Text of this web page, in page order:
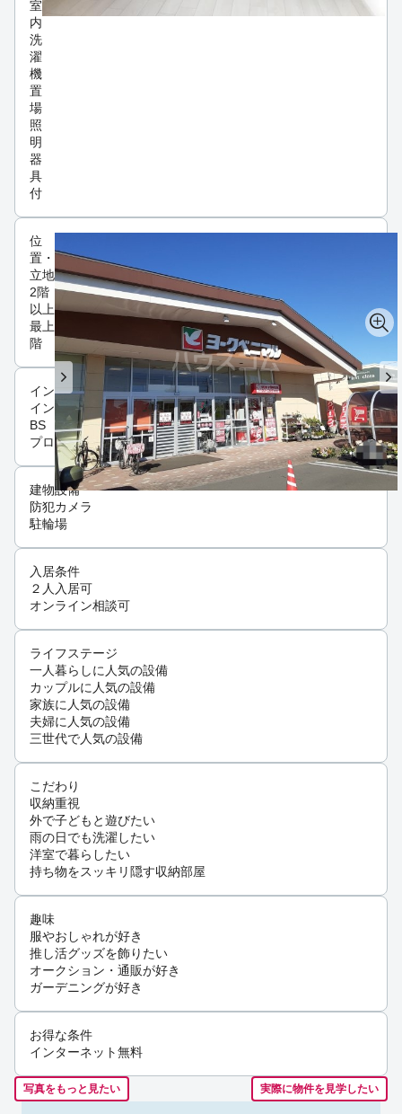
室
内
洗
濯
機
置
場
照
明
器
具
付
位
置・
立地
2階
以上
最上
階
インフラ
インターネット可
BS
プロパンガス
建物設備
防犯カメラ
駐輪場
入居条件
２人入居可
オンライン相談可
ライフステージ
一人暮らしに人気の設備
カップルに人気の設備
家族に人気の設備
夫婦に人気の設備
三世代で人気の設備
こだわり
収納重視
外で子どもと遊びたい
雨の日でも洗濯したい
洋室で暮らしたい
持ち物をスッキリ隠す収納部屋
趣味
服やおしゃれが好き
推し活グッズを飾りたい
オークション・通販が好き
ガーデニングが好き
お得な条件
インターネット無料
写真をもっと見たい 実際に物件を見学したい